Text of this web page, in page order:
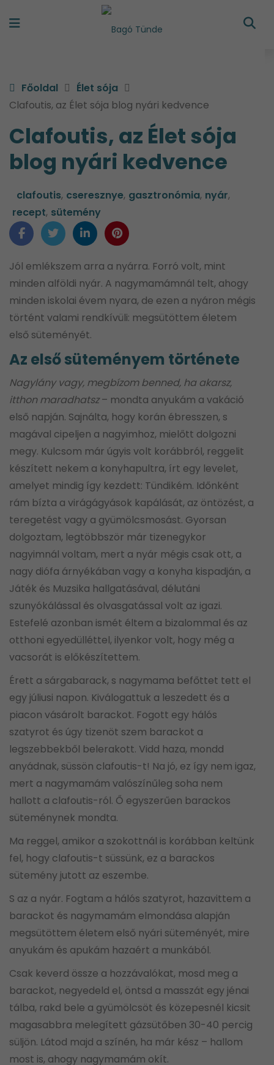
Főoldal
Élet sója
Clafoutis, az Élet sója blog nyári kedvence
Clafoutis, az Élet sója
blog nyári kedvence
clafoutis, cseresznye, gasztronómia, nyár,
recept, sütemény
Jól emlékszem arra a nyárra. Forró volt, mint
minden alföldi nyár. A nagymamámnál telt, ahogy
minden iskolai évem nyara, de ezen a nyáron mégis
történt valami rendkívüli: megsütöttem életem
első süteményét.
Az első süteményem története
Nagylány vagy, megbízom benned, ha akarsz,
itthon maradhatsz– mondta anyukám a vakáció
első napján. Sajnálta, hogy korán ébresszen, s
magával cipeljen a nagyimhoz, mielőtt dolgozni
megy. Kulcsom már úgyis volt korábbról, reggelit
készített nekem a konyhapultra, írt egy levelet,
amelyet mindig így kezdett: Tündikém. Időnként
rám bízta a virágágyások kapálását, az öntözést, a
teregetést vagy a gyümölcsmosást. Gyorsan
dolgoztam, legtöbbször már tizenegykor
nagyimnál voltam, mert a nyár mégis csak ott, a
nagy diófa árnyékában vagy a konyha kispadján, a
Játék és Muzsika hallgatásával, délutáni
szunyókálással és olvasgatással volt az igazi.
Estefelé azonban ismét éltem a bizalommal és az
otthoni egyedülléttel, ilyenkor volt, hogy még a
vacsorát is előkészítettem.
Érett a sárgabarack, s nagymama befőttet tett el
egy júliusi napon. Kiválogattuk a leszedett és a
piacon vásárolt barackot. Fogott egy hálós
szatyrot és úgy tizenöt szem barackot a
legszebbekből belerakott. Vidd haza, mondd
anyádnak, süssön clafoutis-t! Na jó, ez így nem igaz,
mert a nagymamám valószínűleg soha nem
hallott a clafoutis-ról. Ő egyszerűen barackos
süteménynek mondta.
Ma reggel, amikor a szokottnál is korábban keltünk
fel, hogy clafoutis-t süssünk, ez a barackos
sütemény jutott az eszembe.
S az a nyár. Fogtam a hálós szatyrot, hazavittem a
barackot és nagymamám elmondása alapján
megsütöttem életem első nyári süteményét, mire
anyukám és apukám hazaért a munkából.
Csak keverd össze a hozzávalókat, mosd meg a
barackot, negyedeld el, öntsd a masszát egy jénai
tálba, rakd bele a gyümölcsöt és közepesnél kicsit
magasabbra melegített gázsütőben 30-40 percig
süljön. Látod majd a színén, ha már kész – hallom
most is, ahogy nagymamám okít.